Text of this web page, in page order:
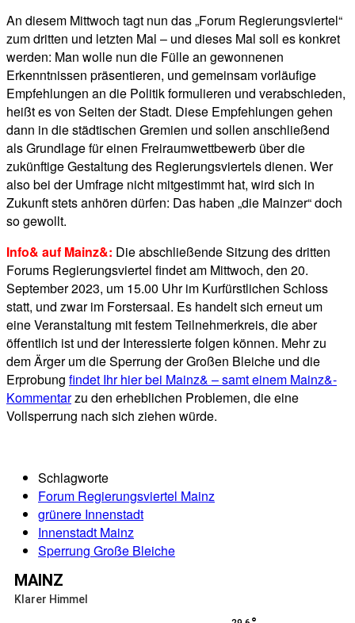
An diesem Mittwoch tagt nun das „Forum Regierungsviertel“
zum dritten und letzten Mal – und dieses Mal soll es konkret
werden: Man wolle nun die Fülle an gewonnenen
Erkenntnissen präsentieren, und gemeinsam vorläufige
Empfehlungen an die Politik formulieren und verabschieden,
heißt es von Seiten der Stadt. Diese Empfehlungen gehen
dann in die städtischen Gremien und sollen anschließend
als Grundlage für einen Freiraumwettbewerb über die
zukünftige Gestaltung des Regierungsviertels dienen. Wer
also bei der Umfrage nicht mitgestimmt hat, wird sich in
Zukunft stets anhören dürfen: Das haben „die Mainzer“ doch
so gewollt.
Info& auf Mainz&: Die abschließende Sitzung des dritten
Forums Regierungsviertel findet am Mittwoch, den 20.
September 2023, um 15.00 Uhr im Kurfürstlichen Schloss
statt, und zwar im Forstersaal. Es handelt sich erneut um
eine Veranstaltung mit festem Teilnehmerkreis, die aber
öffentlich ist und der Interessierte folgen können. Mehr zu
dem Ärger um die Sperrung der Großen Bleiche und die
Erprobung findet Ihr hier bei Mainz& – samt einem Mainz&-
Kommentarzu den erheblichen Problemen, die eine
Vollsperrung nach sich ziehen würde.
Schlagworte
Forum Regierungsviertel Mainz
grünere Innenstadt
Innenstadt Mainz
Sperrung Große Bleiche
MAINZ
Klarer Himmel